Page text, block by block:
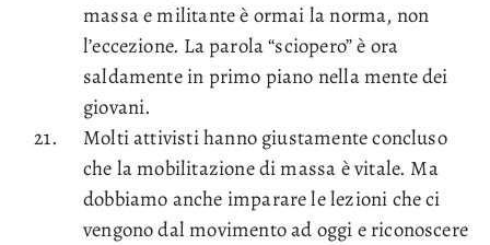
massa e militante è ormai la norma, non
l’eccezione. La parola “sciopero” è ora
saldamente in primo piano nella mente dei
giovani.
Molti attivisti hanno giustamente concluso
che la mobilitazione di massa è vitale. Ma
dobbiamo anche imparare le lezioni che ci
vengono dal movimento ad oggi e riconoscere